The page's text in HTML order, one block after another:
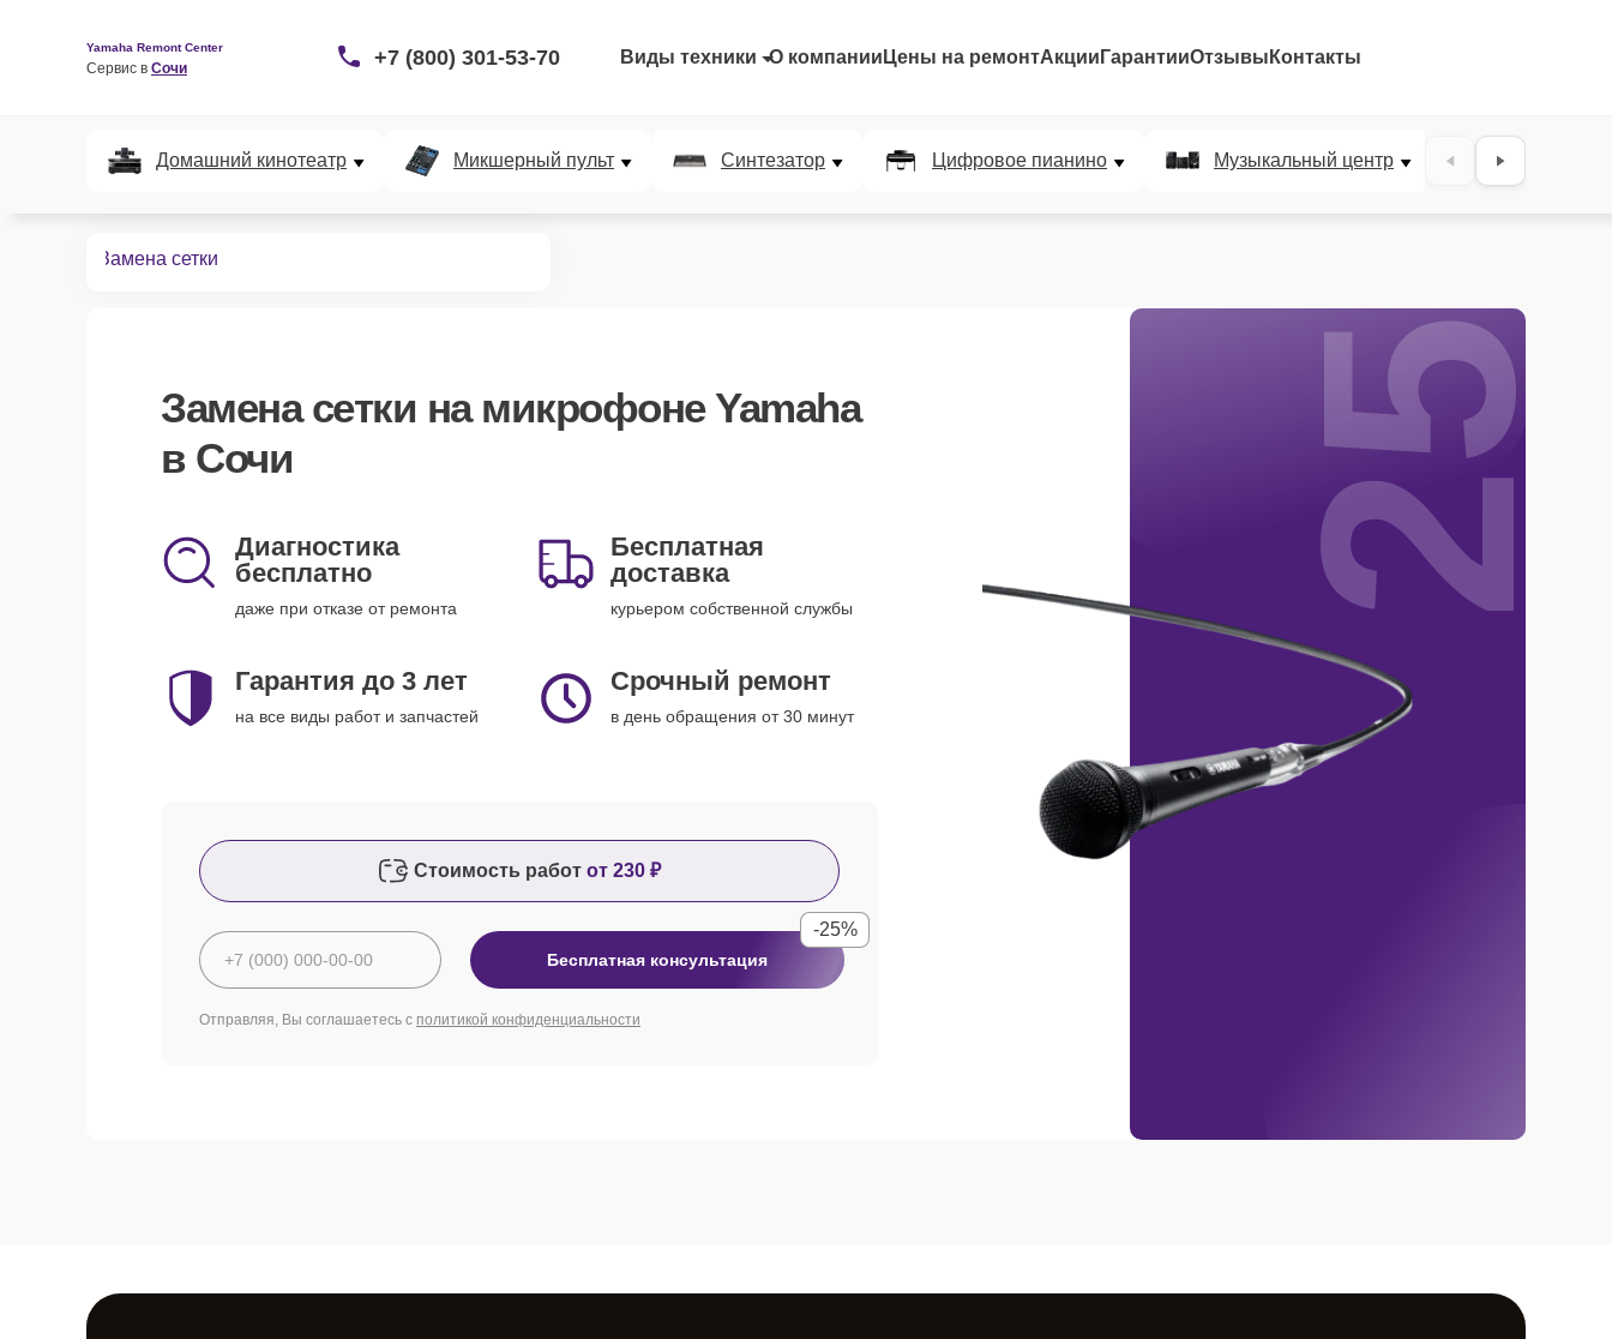
Yamaha Remont Center
Сервис в Сочи +7 (800) 301-53-70 Виды техники О компании Цены на ремонтАкции ГарантииОтзывы Контакты
Домашний кинотеатр Микшерный пульт Синтезатор Цифровое пианино Музыкальный центр DJ-пульт
Замена сетки
Замена сетки на микрофоне Yamaha
в Сочи
Диагностика
бесплатно
даже при отказе от ремонта
Бесплатная
доставка
курьером собственной службы
Гарантия до 3 лет
на все виды работ и запчастей
Срочный ремонт
в день обращения от 30 минут
Стоимость работ от 230 ₽
Бесплатная консультация
-25%
Отправляя, Вы соглашаетесь с политикой конфиденциальности
25%